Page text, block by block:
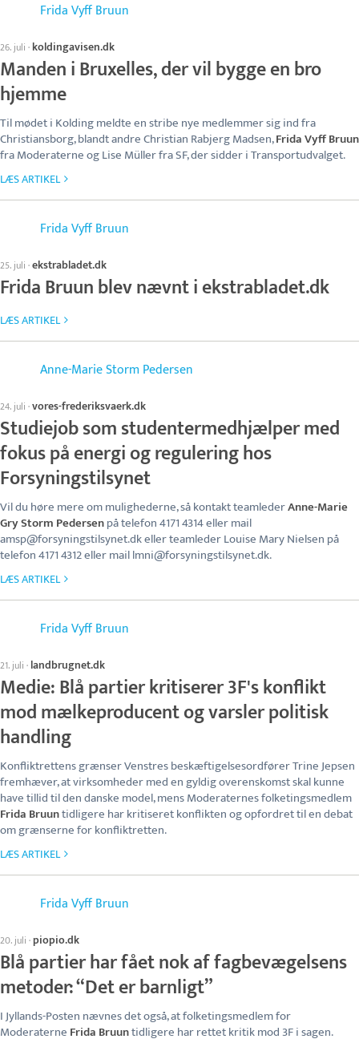
Frida Vyff Bruun
26. juli · koldingavisen.dk
Manden i Bruxelles, der vil bygge en bro
hjemme
Til mødet i Kolding meldte en stribe nye medlemmer sig ind fra
Christiansborg, blandt andre Christian Rabjerg Madsen,Frida Vyff Bruun
fra Moderaterne og Lise Müller fra SF, der sidder i Transportudvalget.
LÆS ARTIKEL
Frida Vyff Bruun
25. juli ·ekstrabladet.dk
Frida Bruun blev nævnt i ekstrabladet.dk
LÆS ARTIKEL
Anne-Marie Storm Pedersen
24. juli ·vores-frederiksvaerk.dk
Studiejob som studentermedhjælper med
fokus på energi og regulering hos
Forsyningstilsynet
Vil du høre mere om mulighederne, så kontakt teamlederAnne-Marie
Gry Storm Pedersenpå telefon 4171 4314 eller mail
amsp@forsyningstilsynet.dk eller teamleder Louise Mary Nielsen på
telefon 4171 4312 eller mail lmni@forsyningstilsynet.dk.
LÆS ARTIKEL
Frida Vyff Bruun
21. juli · landbrugnet.dk
Medie: Blå partier kritiserer 3F's konflikt
mod mælkeproducent og varsler politisk
handling
Konfliktrettens grænser Venstres beskæftigelsesordfører Trine Jepsen
fremhæver, at virksomheder med en gyldig overenskomst skal kunne
have tillid til den danske model, mens Moderaternes folketingsmedlem
Frida Bruuntidligere har kritiseret konflikten og opfordret til en debat
om grænserne for konfliktretten.
LÆS ARTIKEL
Frida Vyff Bruun
20. juli ·piopio.dk
Blå partier har fået nok af fagbevægelsens
metoder: “Det er barnligt”
I Jyllands-Posten nævnes det også, at folketingsmedlem for
Moderaterne Frida Bruuntidligere har rettet kritik mod 3F i sagen.